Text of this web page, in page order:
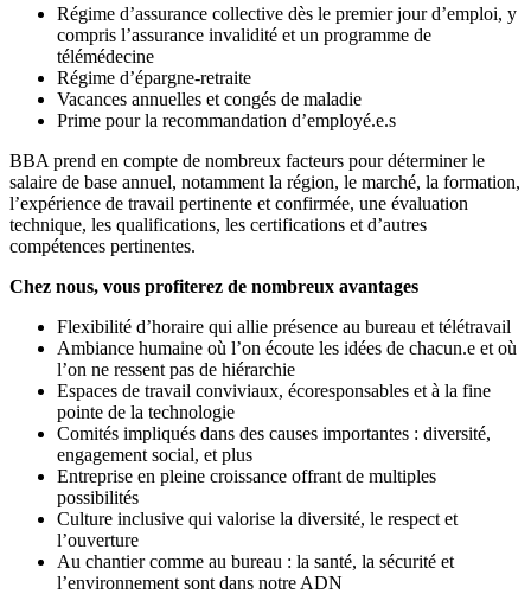
Régime d’assurance collective dès le premier jour d’emploi, y
compris l’assurance invalidité et un programme de
télémédecine
Régime d’épargne-retraite
Vacances annuelles et congés de maladie
Prime pour la recommandation d’employé.e.s
BBA prend en compte de nombreux facteurs pour déterminer le
salaire de base annuel, notamment la région, le marché, la formation,
l’expérience de travail pertinente et confirmée, une évaluation
technique, les qualifications, les certifications et d’autres
compétences pertinentes.
Chez nous, vous profiterez de nombreux avantages
Flexibilité d’horaire qui allie présence au bureau et télétravail
Ambiance humaine où l’on écoute les idées de chacun.e et où
l’on ne ressent pas de hiérarchie
Espaces de travail conviviaux, écoresponsables et à la fine
pointe de la technologie
Comités impliqués dans des causes importantes : diversité,
engagement social, et plus
Entreprise en pleine croissance offrant de multiples
possibilités
Culture inclusive qui valorise la diversité, le respect et
l’ouverture
Au chantier comme au bureau : la santé, la sécurité et
l’environnement sont dans notre ADN